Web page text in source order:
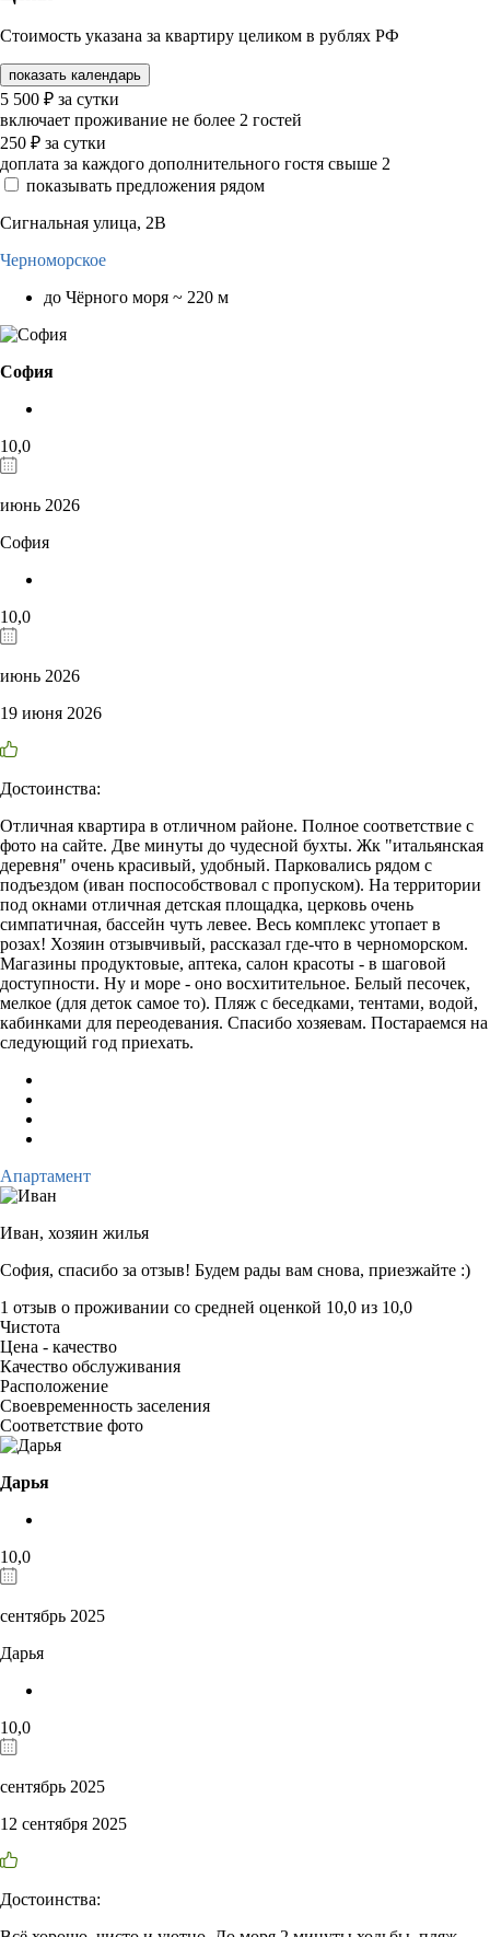
Стоимость указана за квартиру целиком в рублях РФ
показать календарь
5 500 ₽ за сутки
включает проживание не более 2 гостей
250 ₽ за сутки
доплата за каждого дополнительного гостя свыше 2
показывать предложения рядом
Сигнальная улица, 2В
Черноморское
до Чёрного моря ~ 220 м
София
10,0
июнь 2026
София
10,0
июнь 2026
19 июня 2026
Достоинства:
Отличная квартира в отличном районе. Полное соответствие с
фото на сайте. Две минуты до чудесной бухты. Жк "итальянская
деревня" очень красивый, удобный. Парковались рядом с
подъездом (иван поспособствовал с пропуском). На территории
под окнами отличная детская площадка, церковь очень
симпатичная, бассейн чуть левее. Весь комплекс утопает в
розах! Хозяин отзывчивый, рассказал где-что в черноморском.
Магазины продуктовые, аптека, салон красоты - в шаговой
доступности. Ну и море - оно восхитительное. Белый песочек,
мелкое (для деток самое то). Пляж с беседками, тентами, водой,
кабинками для переодевания. Спасибо хозяевам. Постараемся на
следующий год приехать.
Апартамент
Иван, хозяин жилья
София, спасибо за отзыв! Будем рады вам снова, приезжайте :)
1 отзыв о проживании со средней оценкой 10,0 из 10,0
Чистота
Цена - качество
Качество обслуживания
Расположение
Своевременность заселения
Соответствие фото
Дарья
10,0
сентябрь 2025
Дарья
10,0
сентябрь 2025
12 сентября 2025
Достоинства: